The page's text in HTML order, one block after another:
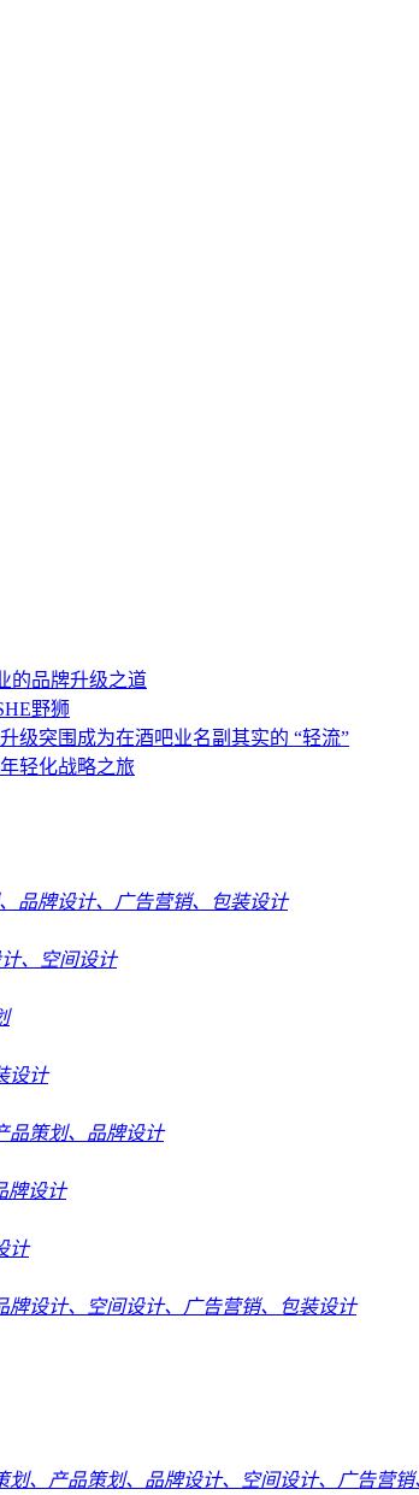
的品牌升级之道
野狮
级突围成为在酒吧业名副其实的 “轻流”
轻化战略之旅
品牌设计、广告营销、包装设计
、空间设计
设计
品策划、品牌设计
牌设计
计
牌设计、空间设计、广告营销、包装设计
划、产品策划、品牌设计、空间设计、广告营